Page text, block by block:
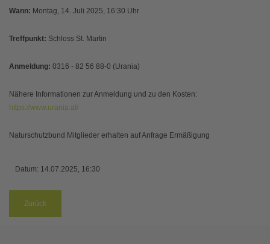
Wann: Montag, 14. Juli 2025, 16:30 Uhr
Treffpunkt: Schloss St. Martin
Anmeldung: 0316 - 82 56 88-0 (Urania)
Nähere Informationen zur Anmeldung und zu den Kosten:
https://www.urania.at/
Naturschutzbund Mitglieder erhalten auf Anfrage Ermäßigung
Datum: 14.07.2025, 16:30
Zurück